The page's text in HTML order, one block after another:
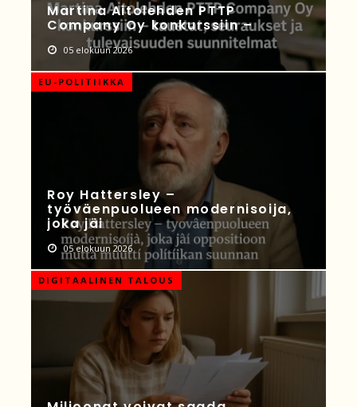
Martina Aitolehden PTTP
Company Oy konkurssiin –
05 elokuun 2026
EU-POLITIIKKA
Roy Hattersley –
työväenpuolueen modernisoija,
joka jäi
05 elokuun 2026
DIGITAALINEN TALOUS